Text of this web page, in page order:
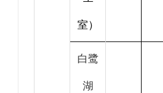
室）
白鹭
湖